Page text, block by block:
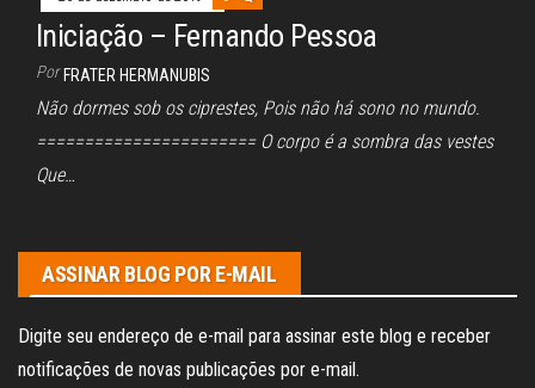
Iniciação – Fernando Pessoa
Por FRATER HERMANUBIS
Não dormes sob os ciprestes, Pois não há sono no mundo.
======================= O corpo é a sombra das vestes
Que…
ASSINAR BLOG POR E-MAIL
Digite seu endereço de e-mail para assinar este blog e receber
notificações de novas publicações por e-mail.